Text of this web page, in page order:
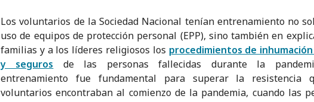
Los voluntarios de la Sociedad Nacional tenían entrenamiento no
uso de equipos de protección personal (EPP), sino también en
familias y a los líderes religiosos los procedimientos de
y seguros de las personas fallecidas durante la
entrenamiento fue fundamental para superar la resistencia
voluntarios encontraban al comienzo de la pandemia, cuando las